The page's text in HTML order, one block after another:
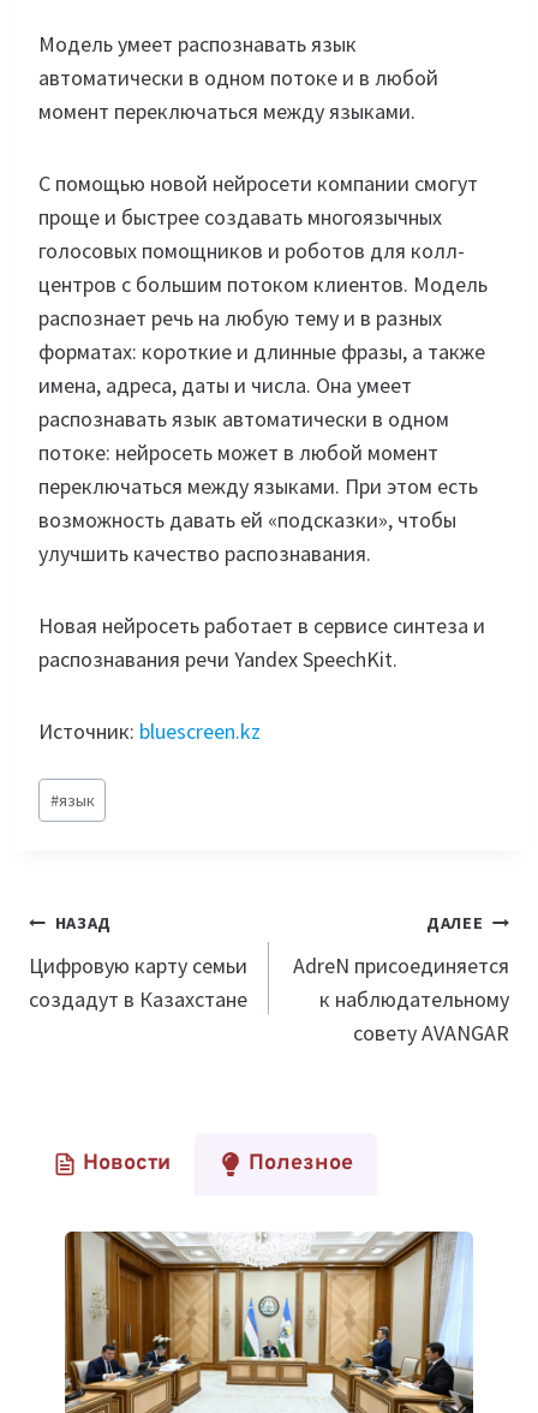
Модель умеет распознавать язык
автоматически в одном потоке и в любой
момент переключаться между языками.
С помощью новой нейросети компании смогут
проще и быстрее создавать многоязычных
голосовых помощников и роботов для колл-
центров с большим потоком клиентов. Модель
распознает речь на любую тему и в разных
форматах: короткие и длинные фразы, а также
имена, адреса, даты и числа. Она умеет
распознавать язык автоматически в одном
потоке: нейросеть может в любой момент
переключаться между языками. При этом есть
возможность давать ей «подсказки», чтобы
улучшить качество распознавания.
Новая нейросеть работает в сервисе синтеза и
распознавания речи Yandex SpeechKit.
Источник: bluescreen.kz
Метки
записи:
#язык
Навигация
по
записям
НАЗАД
Цифровую карту семьи
создадут в Казахстане
ДАЛЕЕ
AdreN присоединяется
к наблюдательному
совету AVANGAR
Новости Полезное